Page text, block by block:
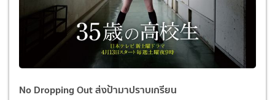
No Dropping Out ส่งป้ามาปราบเกรียน